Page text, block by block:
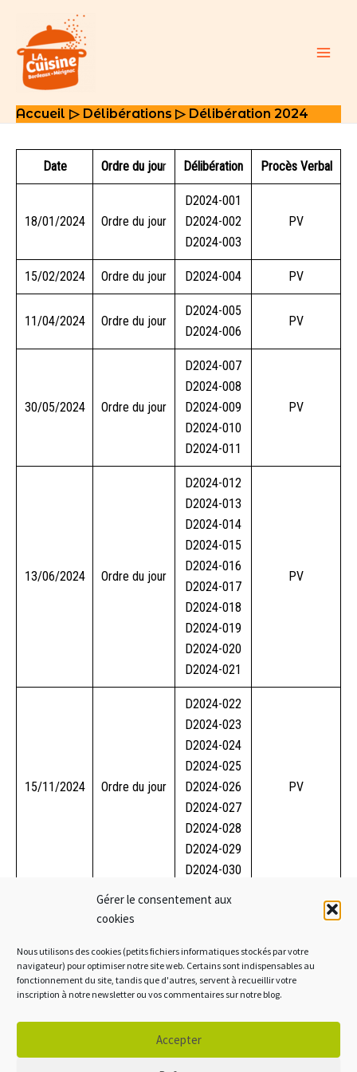
Gérer le consentement aux
cookies
Nous utilisons des cookies (petits fichiers informatiques stockés par votre
navigateur) pour optimiser notre site web. Certains sont indispensables au
fonctionnement du site, tandis que d'autres, servent à recueillir votre
inscription à notre newsletter ou vos commentaires sur notre blog.
Accepter
contenu
Menu
Accueil Délibérations Délibération 2024
Date Ordre du jour Délibération Procès Verbal
18/01/2024 Ordre du jour
D2024-001
D2024-002
D2024-003
PV
15/02/2024 Ordre du jour D2024-004 PV
11/04/2024 Ordre du jour
D2024-005
D2024-006
PV
30/05/2024 Ordre du jour
D2024-007
D2024-008
D2024-009
D2024-010
D2024-011
PV
13/06/2024 Ordre du jour
D2024-012
D2024-013
D2024-014
D2024-015
D2024-016
D2024-017
D2024-018
D2024-019
D2024-020
D2024-021
PV
15/11/2024 Ordre du jour
D2024-022
D2024-023
D2024-024
D2024-025
D2024-026
D2024-027
D2024-028
D2024-029
D2024-030
PV
Ordre du jour
D2024-031
D2024-033
Mentions légales
Crédits
Politique de cookies